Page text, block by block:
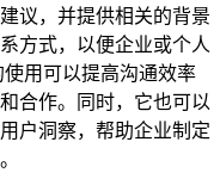
议，并提供相关的背景
方式，以便企业或个人
合作。同时，它也可以
户洞察，帮助企业制定